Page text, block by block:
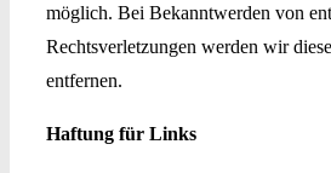
möglich. Bei Bekanntwerden von
Rechtsverletzungen werden wir
entfernen.
Haftung für Links